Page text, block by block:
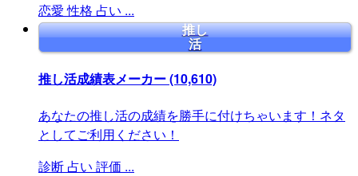
恋愛 性格 占い ...
推し
活
推し活成績表メーカー(10,610)
あなたの推し活の成績を勝手に付けちゃいます！ネタ
としてご利用ください！
診断 占い 評価 ...